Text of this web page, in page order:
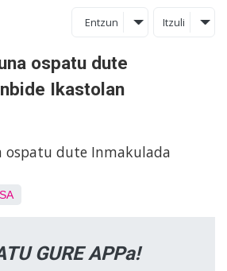
Entzun Itzuli
ospatu dute
Ikastolan
ospatu dute Inmakulada
GURE APPa!